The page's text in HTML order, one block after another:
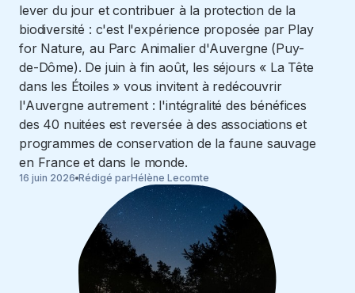
lever du jour et contribuer à la protection de la
biodiversité : c'est l'expérience proposée par Play
for Nature, au Parc Animalier d'Auvergne (Puy-
de-Dôme). De juin à fin août, les séjours « La Tête
dans les Étoiles » vous invitent à redécouvrir
l'Auvergne autrement : l'intégralité des bénéfices
des 40 nuitées est reversée à des associations et
programmes de conservation de la faune sauvage
en France et dans le monde.
16 juin 2026 Rédigé parHélène Lecomte